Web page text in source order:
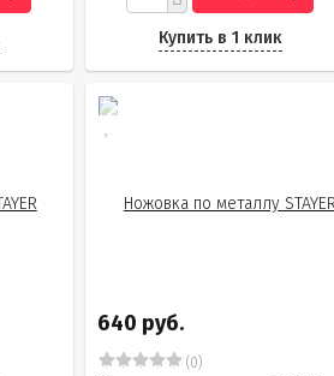
Купить в 1 клик
640 руб.
(0)